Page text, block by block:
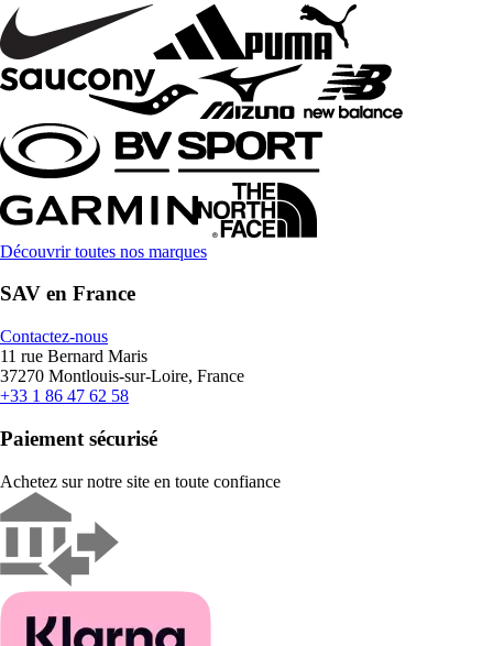
Découvrir toutes nos marques
SAV en France
Contactez-nous
11 rue Bernard Maris
37270 Montlouis-sur-Loire, France
+33 1 86 47 62 58
Paiement sécurisé
Achetez sur notre site en toute confiance